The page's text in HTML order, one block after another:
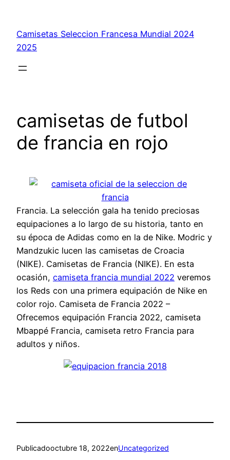
contenido
Camisetas Seleccion Francesa Mundial 2024
2025
camisetas de futbol
de francia en rojo
Francia. La selección gala ha tenido preciosas
equipaciones a lo largo de su historia, tanto en
su época de Adidas como en la de Nike. Modric y
Mandzukic lucen las camisetas de Croacia
(NIKE). Camisetas de Francia (NIKE). En esta
ocasión, camiseta francia mundial 2022 veremos
los Reds con una primera equipación de Nike en
color rojo. Camiseta de Francia 2022 –
Ofrecemos equipación Francia 2022, camiseta
Mbappé Francia, camiseta retro Francia para
adultos y niños.
Publicadooctubre 18, 2022enUncategorized